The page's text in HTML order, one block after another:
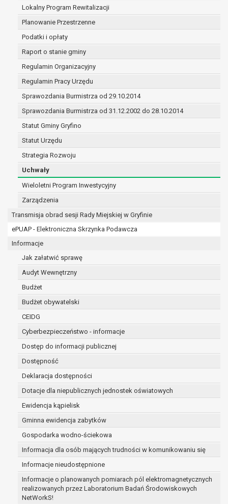
Lokalny Program Rewitalizacji
Planowanie Przestrzenne
Podatki i opłaty
Raport o stanie gminy
Regulamin Organizacyjny
Regulamin Pracy Urzędu
Sprawozdania Burmistrza od 29.10.2014
Sprawozdania Burmistrza od 31.12.2002 do 28.10.2014
Statut Gminy Gryfino
Statut Urzędu
Strategia Rozwoju
Uchwały
Wieloletni Program Inwestycyjny
Zarządzenia
Transmisja obrad sesji Rady Miejskiej w Gryfinie
ePUAP - Elektroniczna Skrzynka Podawcza
Informacje
Jak załatwić sprawę
Audyt Wewnętrzny
Budżet
Budżet obywatelski
CEIDG
Cyberbezpieczeństwo - informacje
Dostęp do informacji publicznej
Dostępność
Deklaracja dostępności
Dotacje dla niepublicznych jednostek oświatowych
Ewidencja kąpielisk
Gminna ewidencja zabytków
Gospodarka wodno-ściekowa
Informacja dla osób mających trudności w komunikowaniu się
Informacje nieudostępnione
Informacje o planowanych pomiarach pól elektromagnetycznych
realizowanych przez Laboratorium Badań Środowiskowych
NetWorkS!
(merytorycznych), a także obowiązków i
zadań zleconych przez instytucje
nadrzędne wobec Gminy;
zawarcia i realizacji umów;
ochrony żywotnych interesów osoby, której
wykonania zadania realizowanego w
interesie publicznym lub w ramach
sprawowania władzy publicznej
powierzonej administratorowi;
w pozostałych przypadkach dane osobowe
przetwarzane są wyłącznie na podstawie
wcześniej udzielonej zgody w zakresie i celu
określonym w treści zgody.
W związku z przetwarzaniem danych w celu
wskazanym w pkt. 3, dane osobowe mogą być
udostępniane innym upoważnionym odbiorcom lub
kategoriom odbiorców danych osobowych.
Odbiorcami mogą być:
podmioty, które przetwarzają dane
osobowe w imieniu administratora na
osobowych;
podmioty upoważnione do odbioru danych
przepisów prawa.
Pani/Pana dane osobowe będą przetwarzane
przez okres niezbędny do realizacji celu dla jakiego
zostały zebrane oraz zgodnie z terminami
archiwizacji określonymi przez przepisy prawa
powszechnie obowiązującego.
W przypadku, gdy dane osobowe przetwarzane są
na podstawie zgody osoby, której dane dotyczą
przetwarzanie odbywa się do czasu wycofania tej
zgody.
W przypadku, gdy dane osobowe przetwarzane są
w celu zawarcia i realizacji umowy przetwarzanie
odbywa się przez okres niezbędny do realizacji
zawartej umowy, a po tym czasie w zakresie
wymaganym przez przepisy prawa lub dla
zabezpieczenia ewentualnych roszczeń, a w
przypadku wyrażenia zgody na przetwarzanie
danych po zakończeniu i rozliczeniu umowy, do
czasu wycofania tej zgody.